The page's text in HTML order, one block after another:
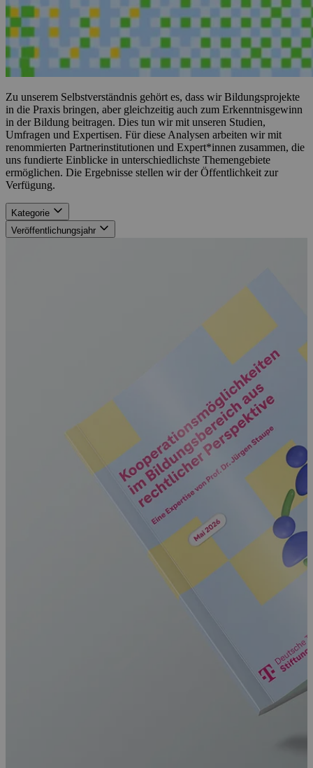
Zu unserem Selbstverständnis gehört es, dass wir Bildungsprojekte
in die Praxis bringen, aber gleichzeitig auch zum Erkenntnisgewinn
in der Bildung beitragen. Dies tun wir mit unseren Studien,
Umfragen und Expertisen. Für diese Analysen arbeiten wir mit
renommierten Partnerinstitutionen und Expert*innen zusammen, die
uns fundierte Einblicke in unterschiedlichste Themengebiete
ermöglichen. Die Ergebnisse stellen wir der Öffentlichkeit zur
Verfügung.
Kategorie
Veröffentlichungsjahr